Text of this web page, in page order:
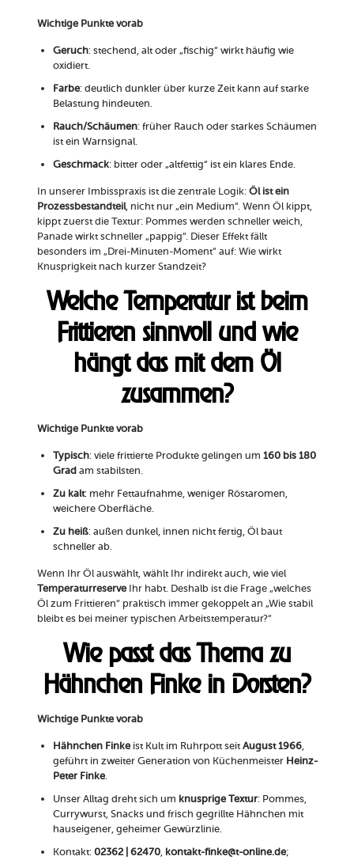
Wichtige Punkte vorab
Geruch: stechend, alt oder „fischig“ wirkt häufig wie
oxidiert.
Farbe: deutlich dunkler über kurze Zeit kann auf starke
Belastung hindeuten.
Rauch/Schäumen: früher Rauch oder starkes Schäumen
ist ein Warnsignal.
Geschmack: bitter oder „altfettig“ ist ein klares Ende.
In unserer Imbisspraxis ist die zentrale Logik: Öl ist ein
Prozessbestandteil, nicht nur „ein Medium“. Wenn Öl kippt,
kippt zuerst die Textur: Pommes werden schneller weich,
Panade wirkt schneller „pappig“. Dieser Effekt fällt
besonders im „Drei-Minuten-Moment“ auf: Wie wirkt
Knusprigkeit nach kurzer Standzeit?
Welche Temperatur ist beim
Frittieren sinnvoll und wie
hängt das mit dem Öl
zusammen?
Wichtige Punkte vorab
Typisch: viele frittierte Produkte gelingen um 160 bis 180
Gradam stabilsten.
Zu kalt: mehr Fettaufnahme, weniger Röstaromen,
weichere Oberfläche.
Zu heiß: außen dunkel, innen nicht fertig, Öl baut
schneller ab.
Wenn Ihr Öl auswählt, wählt Ihr indirekt auch, wie viel
TemperaturreserveIhr habt. Deshalb ist die Frage „welches
Öl zum Frittieren“ praktisch immer gekoppelt an „Wie stabil
bleibt es bei meiner typischen Arbeitstemperatur?“
Wie passt das Thema zu
Hähnchen Finke in Dorsten?
Wichtige Punkte vorab
Hähnchen Finkeist Kult im Ruhrpott seitAugust 1966,
geführt in zweiter Generation von Küchenmeister Heinz-
Peter Finke.
Unser Alltag dreht sich um knusprige Textur: Pommes,
Currywurst, Snacks und frisch gegrillte Hähnchen mit
hauseigener, geheimer Gewürzlinie.
Kontakt: 02362 | 62470, kontakt-finke@t-online.de;